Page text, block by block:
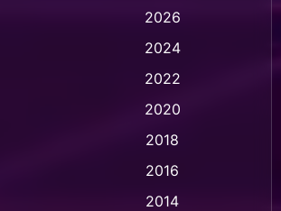
การ์ตูน (235)
แอนิเมชัน (1)
แอนิเมชั่น (1)
2026
2024
2022
2020
2018
2016
2014